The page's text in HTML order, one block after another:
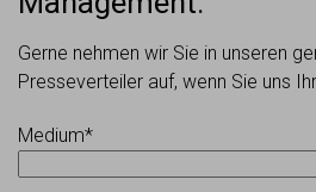
Gerne nehmen wir Sie in unseren
Presseverteiler auf, wenn Sie uns
Medium*